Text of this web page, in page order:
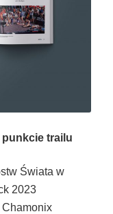
punkcie trailu
Świata w
2023
Chamonix